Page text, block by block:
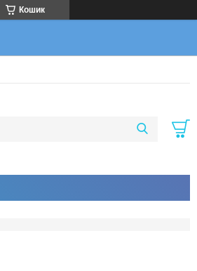
Кошик